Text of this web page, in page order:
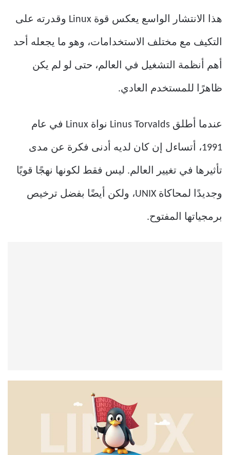
هذا الانتشار الواسع يعكس قوة Linux وقدرته على
التكيف مع مختلف الاستخدامات، وهو ما يجعله أحد
أهم أنظمة التشغيل في العالم، حتى لو لم يكن
ظاهرًا للمستخدم العادي.
عندما أطلق Linus Torvalds نواة Linux في عام
1991، أتساءل إن كان لديه أدنى فكرة عن مدى
تأثيرها في تغيير العالم. ليس فقط لكونها نهجًا قويًا
وجديدًا لمحاكاة UNIX، ولكن أيضًا بفضل ترخيص
برمجياتها المفتوح.